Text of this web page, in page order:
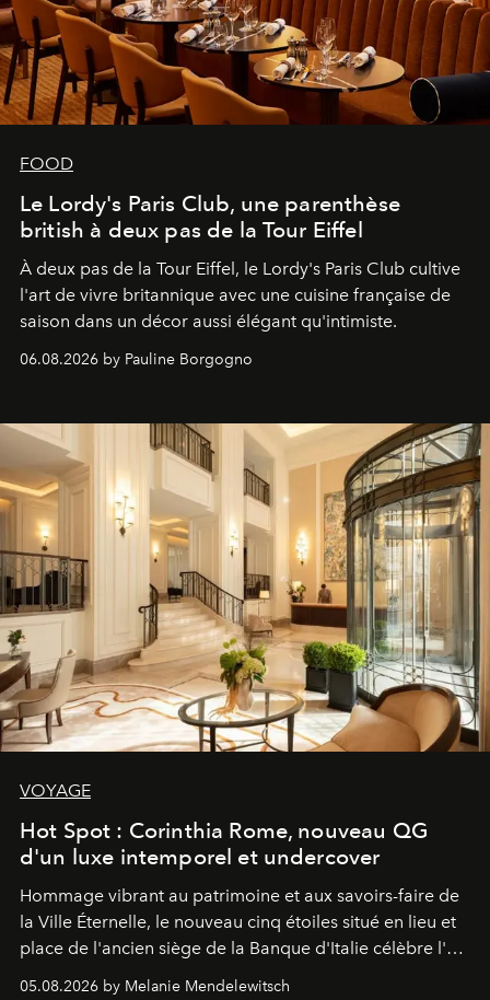
FOOD
Le Lordy's Paris Club, une parenthèse
british à deux pas de la Tour Eiffel
À deux pas de la Tour Eiffel, le Lordy's Paris Club cultive
l'art de vivre britannique avec une cuisine française de
saison dans un décor aussi élégant qu'intimiste.
06.08.2026 by Pauline Borgogno
VOYAGE
Hot Spot : Corinthia Rome, nouveau QG
d'un luxe intemporel et undercover
Hommage vibrant au patrimoine et aux savoirs-faire de
la Ville Éternelle, le nouveau cinq étoiles situé en lieu et
place de l'ancien siège de la Banque d'Italie célèbre l'art
de vivre Romain dans toute son élégance intemporelle.
05.08.2026 by Melanie Mendelewitsch